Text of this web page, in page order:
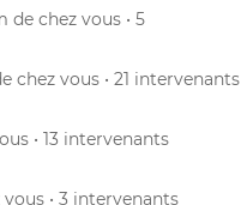
de chez vous • 5
chez vous • 21 intervenants
• 13 intervenants
vous • 3 intervenants